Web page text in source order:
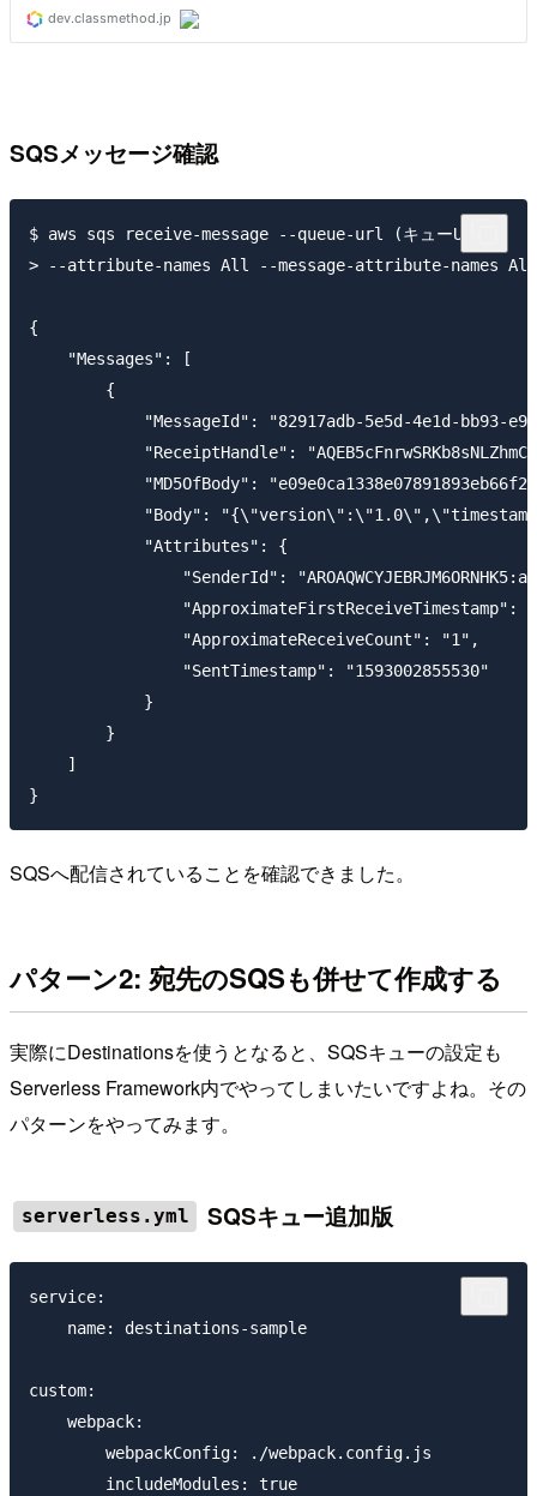
SQSメッセージ確認
$ aws sqs receive-message --queue-url (キューURL)\
> --attribute-names All --message-attribute-names All
{
    "Messages": [
        {
"MessageId": "82917adb-5e5d-4e1d-bb93-
"ReceiptHandle":
"MD5OfBody":
"Body":
            "Attributes": {
"SenderId":
"ApproximateFirstReceiveTimestamp":
                "ApproximateReceiveCount": "1",
                "SentTimestamp": "1593002855530"
            }
        }
    ]
SQSへ配信されていることを確認できました。
パターン2: 宛先のSQSも併せて作成する
実際にDestinationsを使うとなると、SQSキューの設定も
Serverless Framework内でやってしまいたいですよね。その
パターンをやってみます。
serverless.yml SQSキュー追加版
service:
    name: destinations-sample
custom:
    webpack:
        webpackConfig: ./webpack.config.js
        includeModules: true